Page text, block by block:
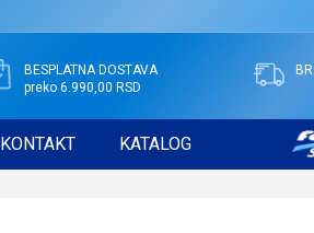
BESPLATNA DOSTAVA
preko 6.990,00 RSD
KONTAKT KATALOG